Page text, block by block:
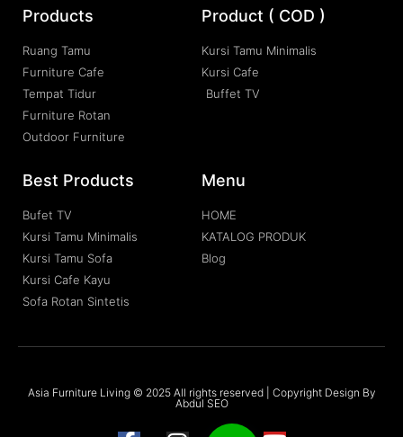
Products
Ruang Tamu
Furniture Cafe
Tempat Tidur
Furniture Rotan
Outdoor Furniture
Product ( COD )
Kursi Tamu Minimalis
Kursi Cafe
Buffet TV
Best Products
Bufet TV
Kursi Tamu Minimalis
Kursi Tamu Sofa
Kursi Cafe Kayu
Sofa Rotan Sintetis
Menu
HOME
KATALOG PRODUK
Blog
Asia Furniture Living © 2025 All rights reserved | Copyright Design By
Abdul SEO